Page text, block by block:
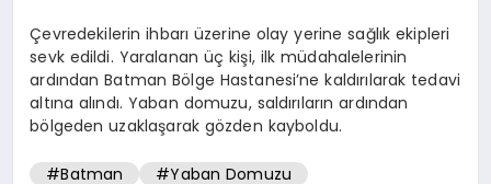
Çevredekilerin ihbarı üzerine olay yerine sağlık ekipleri
sevk edildi. Yaralanan üç kişi, ilk müdahalelerinin
ardından Batman Bölge Hastanesi’ne kaldırılarak tedavi
altına alındı. Yaban domuzu, saldırıların ardından
bölgeden uzaklaşarak gözden kayboldu.
#Batman #Yaban Domuzu